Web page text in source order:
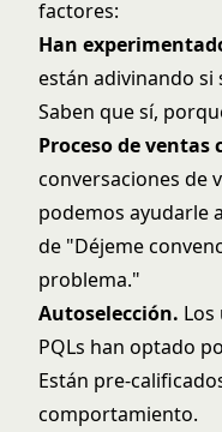
factores:
Han
están adivinando si
Saben que sí,
Proceso de
conversaciones de
podemos ayudarle
de "Déjeme
problema."
Autoselección.
PQLs han optado
Están pre-
comportamiento.